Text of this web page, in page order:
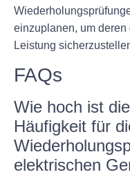
einzuplanen, um
Leistung
FAQs
Wie hoch ist
Häufigkeit für
elektrischen